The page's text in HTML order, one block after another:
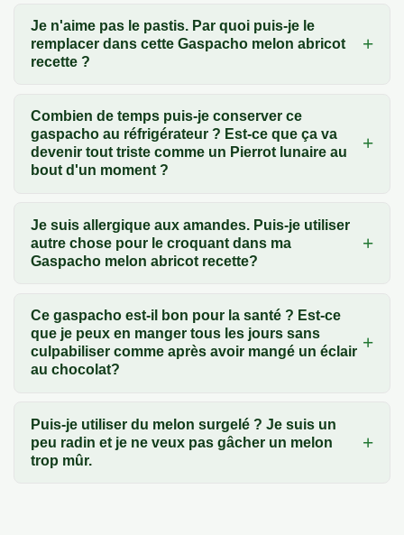
Je n'aime pas le pastis. Par quoi puis-je le
remplacer dans cette Gaspacho melon abricot
recette ?
Combien de temps puis-je conserver ce
gaspacho au réfrigérateur ? Est-ce que ça va
devenir tout triste comme un Pierrot lunaire au
bout d'un moment ?
Je suis allergique aux amandes. Puis-je utiliser
autre chose pour le croquant dans ma
Gaspacho melon abricot recette?
Ce gaspacho est-il bon pour la santé ? Est-ce
que je peux en manger tous les jours sans
culpabiliser comme après avoir mangé un éclair
au chocolat?
Puis-je utiliser du melon surgelé ? Je suis un
peu radin et je ne veux pas gâcher un melon
trop mûr.